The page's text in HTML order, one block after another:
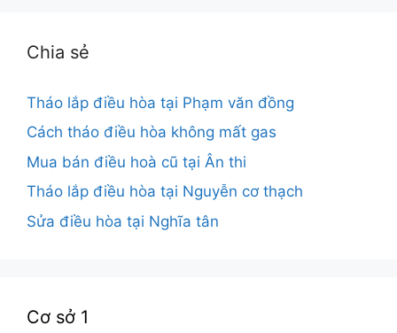
Chia sẻ
Tháo lắp điều hòa tại Phạm văn đồng
Cách tháo điều hòa không mất gas
Mua bán điều hoà cũ tại Ân thi
Tháo lắp điều hòa tại Nguyễn cơ thạch
Sửa điều hòa tại Nghĩa tân
Cơ sở 1